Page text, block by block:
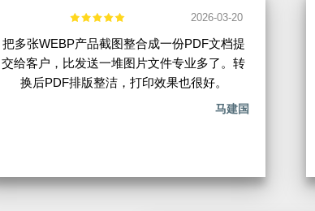
2026-03-20
把多张WEBP产品截图整合成一份PDF文档提
交给客户，比发送一堆图片文件专业多了。转
换后PDF排版整洁，打印效果也很好。
马建国